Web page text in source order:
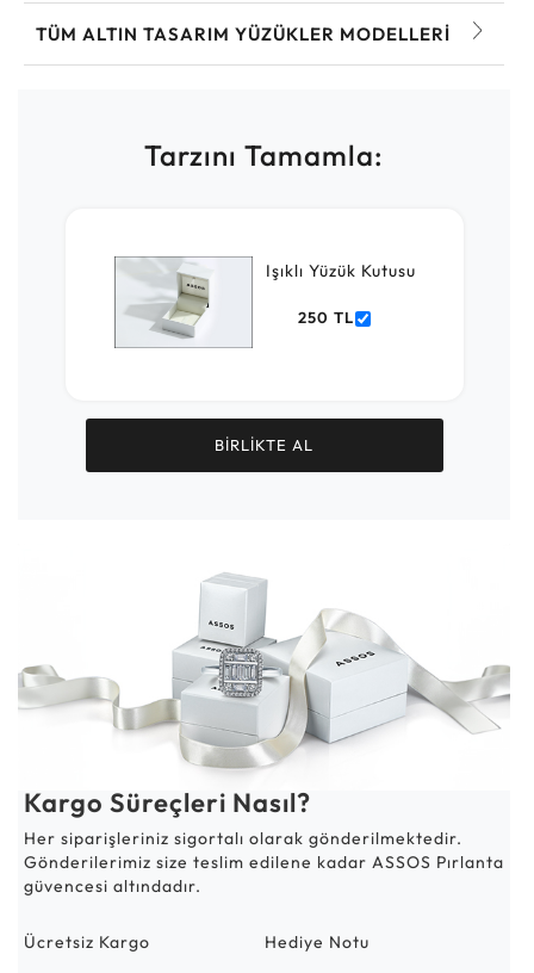
TÜM ALTIN TASARIM YÜZÜKLER MODELLERI
Tarzını Tamamla:
Işıklı Yüzük Kutusu
250 TL
BİRLİKTE AL
Kargo Süreçleri Nasıl?
Her siparişleriniz sigortalı olarak gönderilmektedir.
Gönderilerimiz size teslim edilene kadar ASSOS Pırlanta
güvencesi altındadır.
Ücretsiz Kargo Hediye Notu